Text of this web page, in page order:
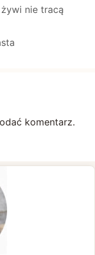
nie tracą
komentarz.